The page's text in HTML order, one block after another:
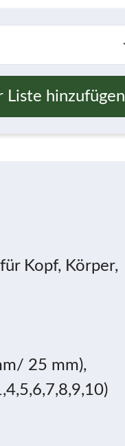
Liste hinzufügen
Kopf, Körper,
25 mm),